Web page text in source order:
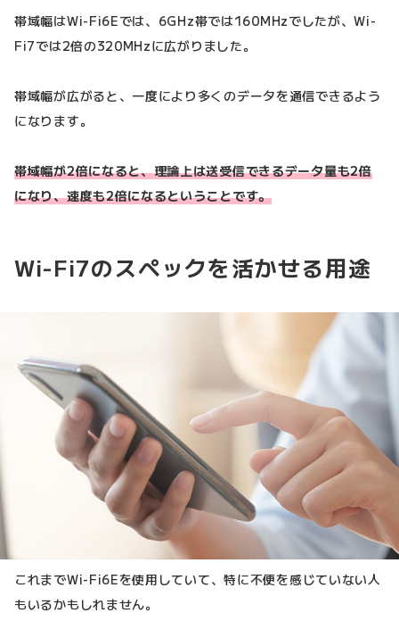
帯域幅はWi-Fi6Eでは、6GHz帯では160MHzでしたが、Wi-
Fi7では2倍の320MHzに広がりました。
帯域幅が広がると、一度により多くのデータを通信できるよう
になります。
帯域幅が2倍になると、理論上は送受信できるデータ量も2倍
になり、速度も2倍になるということです。
Wi-Fi7のスペックを活かせる用途
これまでWi-Fi6Eを使用していて、特に不便を感じていない人
もいるかもしれません。